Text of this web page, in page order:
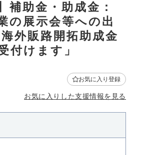
補助金・助成金：
の展示会等への出
外販路開拓助成金
付けます」
お気に入り登録
お気に入りした支援情報を見る